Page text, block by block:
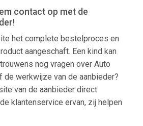
contact op met de
het complete bestelproces en
aangeschaft. Een kind kan
nog vragen over Auto
werkwijze van de aanbieder?
van de aanbieder direct
klantenservice ervan, zij helpen